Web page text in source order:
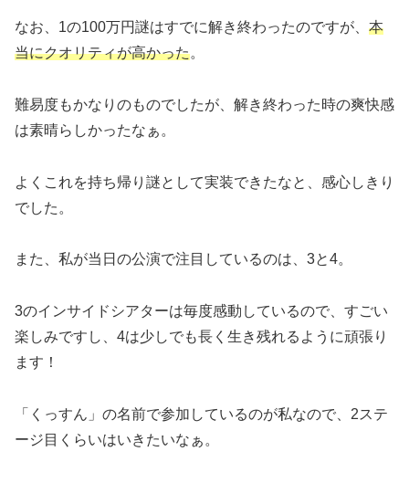
なお、1の100万円謎はすでに解き終わったのですが、 本
当にクオリティが高かった。
難易度もかなりのものでしたが、解き終わった時の爽快感
は素晴らしかったなぁ。
よくこれを持ち帰り謎として実装できたなと、感心しきり
でした。
また、私が当日の公演で注目しているのは、3と4。
3のインサイドシアターは毎度感動しているので、すごい
楽しみですし、4は少しでも長く生き残れるように頑張り
ます！
「くっすん」の名前で参加しているのが私なので、2ステ
ージ目くらいはいきたいなぁ。